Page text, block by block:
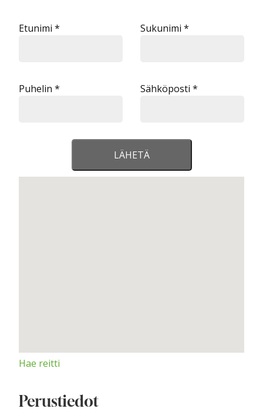
Etunimi * Sukunimi *
Puhelin * Sähköposti *
Hae reitti
Perustiedot